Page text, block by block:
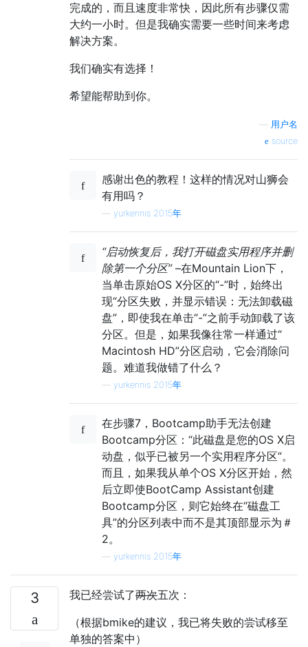
完成的，而且速度非常快，因此所有步骤仅需
大约一小时。但是我确实需要一些时间来考虑
解决方案。
我们确实有选择！
希望能帮助到你。
用户名
source
感谢出色的教程！这样的情况对山狮会
有用吗？
yurkennis 2015年
“启动恢复后，我打开磁盘实用程序并删
除第一个分区”–在Mountain Lion下，
当单击原始OS X分区的“-”时，始终出
现“分区失败，并显示错误：无法卸载磁
盘”，即使我在单击“-”之前手动卸载了该
分区。但是，如果我像往常一样通过“
Macintosh HD”分区启动，它会消除问
题。难道我做错了什么？
yurkennis 2015年
在步骤7，Bootcamp助手无法创建
Bootcamp分区：“此磁盘是您的OS X启
动盘，似乎已被另一个实用程序分区”。
而且，如果我从单个OS X分区开始，然
后立即使BootCamp Assistant创建
Bootcamp分区，则它始终在“磁盘工
具”的分区列表中而不是其顶部显示为＃
2。
yurkennis 2015年
3 我已经尝试了两次五次：
（根据bmike的建议，我已将失败的尝试移至
单独的答案中）